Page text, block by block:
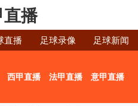
播
直播 足球录像 足球新闻
西甲直播 法甲直播
意甲直播